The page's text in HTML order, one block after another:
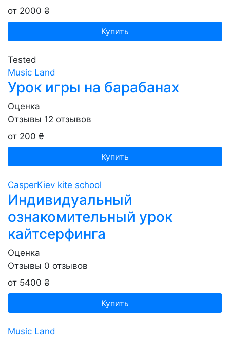
от 2000 ₴
Купить
Tested
Music Land
Урок игры на барабанах
Оценка
Отзывы 12 отзывов
от 200 ₴
Купить
CasperKiev kite school
Индивидуальный
ознакомительный урок
кайтсерфинга
Оценка
Отзывы 0 отзывов
от 5400 ₴
Купить
Music Land